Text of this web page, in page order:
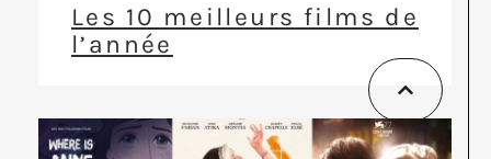
Les 10 meilleurs films de
l’année